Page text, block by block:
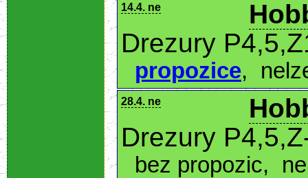
14.4. ne
Drezury
propozice,
28.4. ne
Drezury
bez propozic,